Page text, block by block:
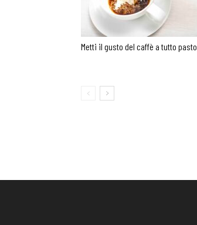
Metti il gusto del caffè a tutto pasto